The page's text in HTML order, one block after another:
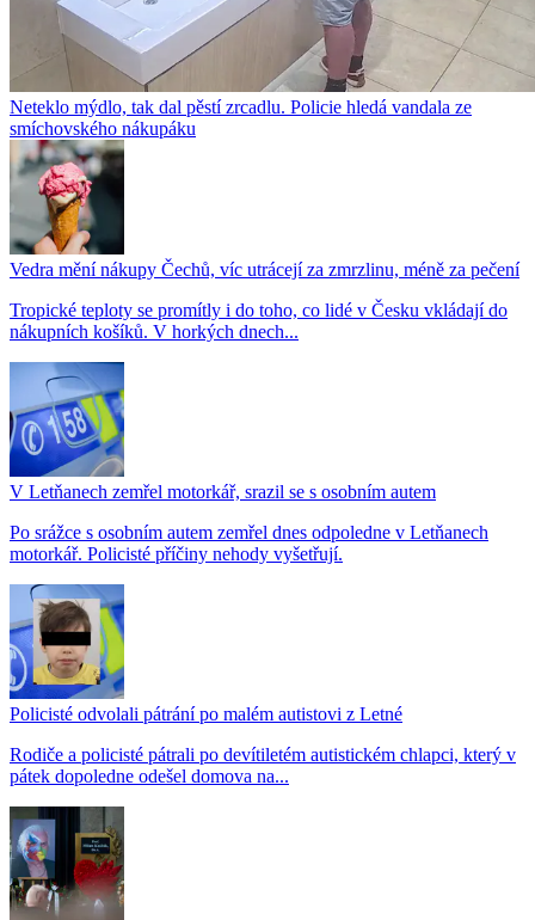
Neteklo mýdlo, tak dal pěstí zrcadlu. Policie hledá vandala ze
smíchovského nákupáku
Vedra mění nákupy Čechů, víc utrácejí za zmrzlinu, méně za pečení
Tropické teploty se promítly i do toho, co lidé v Česku vkládají do
nákupních košíků. V horkých dnech...
V Letňanech zemřel motorkář, srazil se s osobním autem
Po srážce s osobním autem zemřel dnes odpoledne v Letňanech
motorkář. Policisté příčiny nehody vyšetřují.
Policisté odvolali pátrání po malém autistovi z Letné
Rodiče a policisté pátrali po devítiletém autistickém chlapci, který v
pátek dopoledne odešel domova na...